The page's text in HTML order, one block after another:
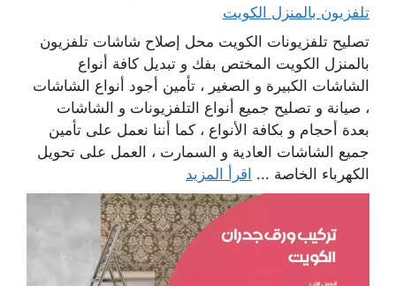
تلفزيون بالمنزل الكويت
تصليح تلفزيونات الكويت محل إصلاح شاشات تلفزيون
بالمنزل الكويت المختص بفك و تبديل كافة أنواع
الشاشات الكبيرة و الصغير ، تأمين أجود أنواع الشاشات
، صيانة و تصليح جميع أنواع التلفزيونات و الشاشات
بعدة أحجام و بكافة الأنواع ، كما أننا نعمل على تأمين
جميع الشاشات العادية و السمارت ، العمل على تحويل
الكهرباء الخاصة ... اقرأ المزيد